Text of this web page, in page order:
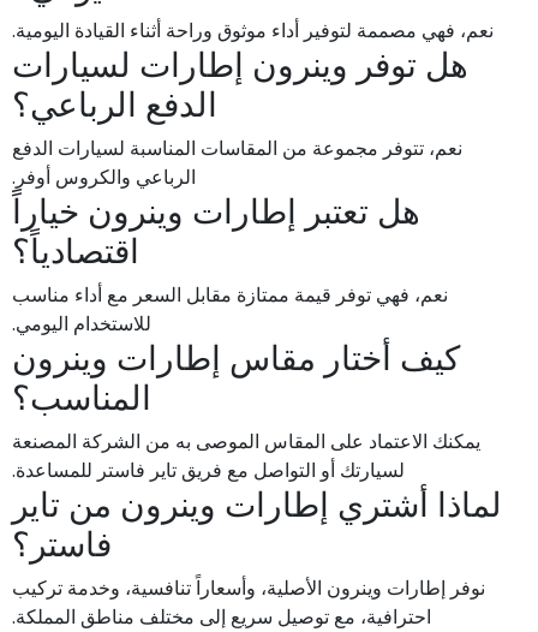
نعم، فهي مصممة لتوفير أداء موثوق وراحة أثناء القيادة اليومية.
هل توفر وينرون إطارات لسيارات
الدفع الرباعي؟
نعم، تتوفر مجموعة من المقاسات المناسبة لسيارات الدفع
الرباعي والكروس أوفر.
هل تعتبر إطارات وينرون خياراً
اقتصادياً؟
نعم، فهي توفر قيمة ممتازة مقابل السعر مع أداء مناسب
للاستخدام اليومي.
كيف أختار مقاس إطارات وينرون
المناسب؟
يمكنك الاعتماد على المقاس الموصى به من الشركة المصنعة
لسيارتك أو التواصل مع فريق تاير فاستر للمساعدة.
لماذا أشتري إطارات وينرون من تاير
فاستر؟
نوفر إطارات وينرون الأصلية، وأسعاراً تنافسية، وخدمة تركيب
احترافية، مع توصيل سريع إلى مختلف مناطق المملكة.